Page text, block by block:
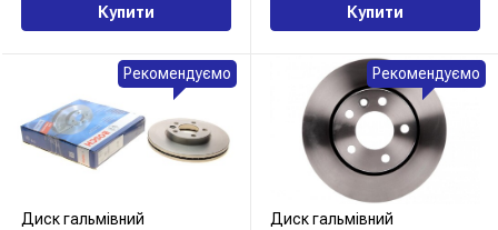
Купити Купити
Диск гальмівний
Рекомендуємо
Диск гальмівний
Рекомендуємо